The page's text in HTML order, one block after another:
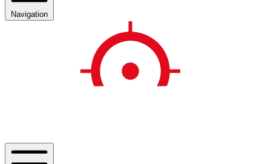
Navigation